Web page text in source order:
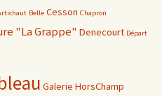
Belle Cesson Chapron
"La Grappe" Denecourt Départ
Galerie HorsChamp